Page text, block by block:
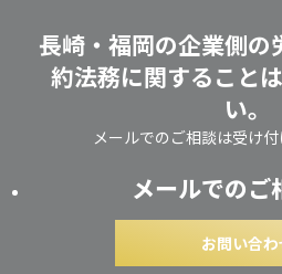
長崎・福岡の企業側の
約法務に関すること
い。
メールでのご相談は受け付
メールでのご
お問い合